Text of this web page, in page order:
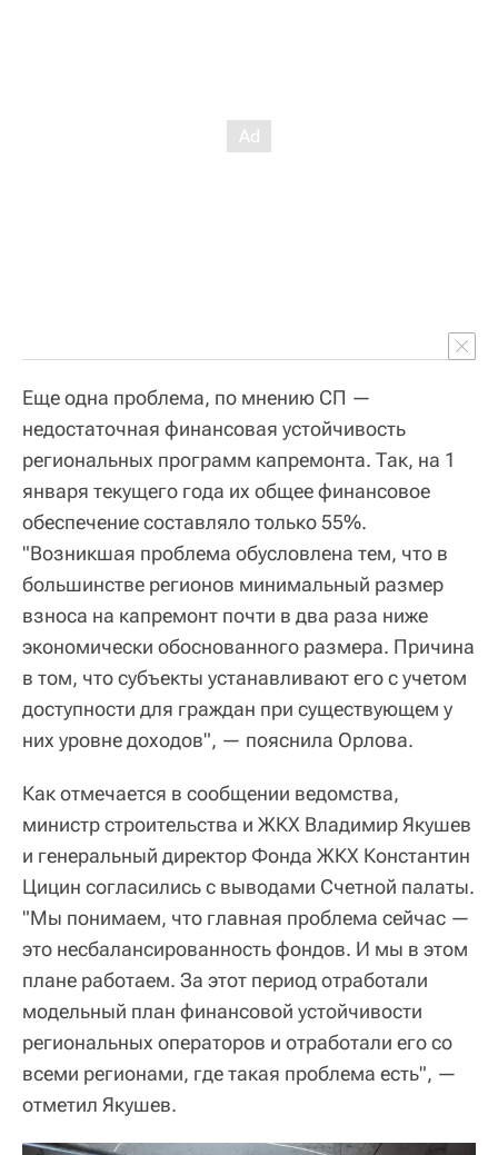
Еще одна проблема, по мнению СП —
недостаточная финансовая устойчивость
региональных программ капремонта. Так, на 1
января текущего года их общее финансовое
обеспечение составляло только 55%.
"Возникшая проблема обусловлена тем, что в
большинстве регионов минимальный размер
взноса на капремонт почти в два раза ниже
экономически обоснованного размера. Причина
в том, что субъекты устанавливают его с учетом
доступности для граждан при существующем у
них уровне доходов", — пояснила Орлова.
Как отмечается в сообщении ведомства,
министр строительства и ЖКХ Владимир Якушев
и генеральный директор Фонда ЖКХ Константин
Цицин согласились с выводами Счетной палаты.
"Мы понимаем, что главная проблема сейчас —
это несбалансированность фондов. И мы в этом
плане работаем. За этот период отработали
модельный план финансовой устойчивости
региональных операторов и отработали его со
всеми регионами, где такая проблема есть", —
отметил Якушев.